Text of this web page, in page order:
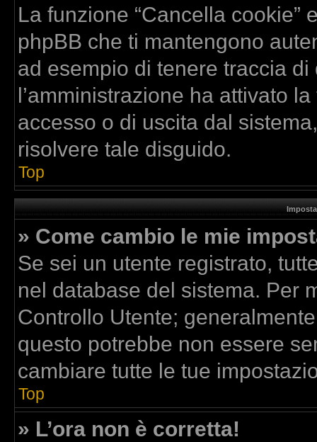
La funzione “Cancella
phpBB che ti mantengono
ad esempio di tenere traccia
l’amministrazione ha attivato
accesso o di uscita dal
risolvere tale disguido.
Top
» Come cambio le mie
Se sei un utente registrato,
nel database del sistema. Per
Controllo Utente;
questo potrebbe non essere
cambiare tutte le tue
Top
» L’ora non è corretta!